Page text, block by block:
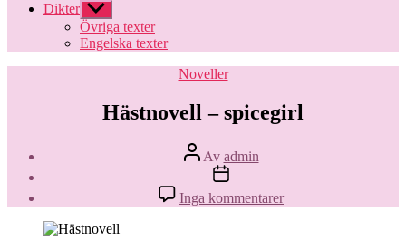
Dikter Visa
undermeny
Övriga texter
Engelska texter
Kategorier
Noveller
Hästnovell – spicegirl
Inläggsförfattare
Av admin
Inläggsdatum
Inga kommentarertill
Hästnovell